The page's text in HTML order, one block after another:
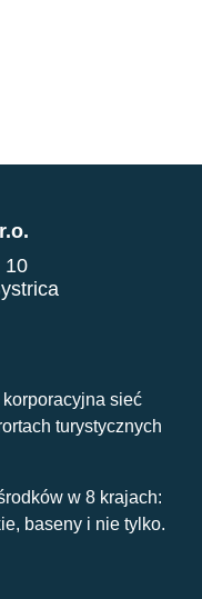
10
sieć
turystycznych
w 8 krajach:
baseny i nie tylko.